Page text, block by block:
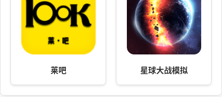
莱吧 星球大战模拟